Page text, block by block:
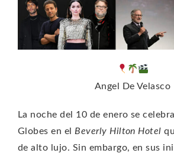
Angel De Velasco
La noche del 10 de enero se
Globes en el Beverly Hilton Hotel
de alto lujo. Sin embargo, en sus